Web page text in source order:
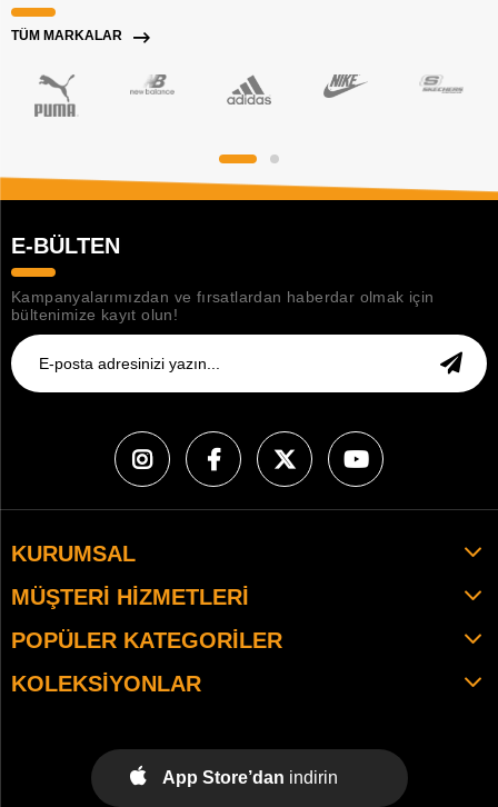
TÜM MARKALAR
E-BÜLTEN
Kampanyalarımızdan ve fırsatlardan haberdar olmak için
bültenimize kayıt olun!
KURUMSAL
MÜŞTERI HIZMETLERI
POPÜLER KATEGORILER
KOLEKSIYONLAR
App Store’dan indirin